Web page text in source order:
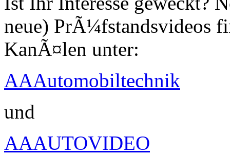
neue) PrÃ¼fstandsvideos
KanÃ¤len unter:
AAAutomobiltechnik
und
AAAUTOVIDEO